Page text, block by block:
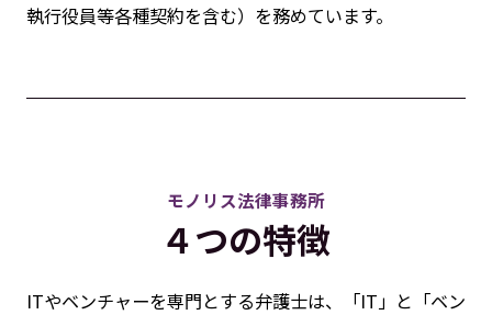
執行役員等各種契約を含む）を務めています。
モノリス法律事務所
４つの特徴
ITやベンチャーを専門とする弁護士は、「IT」と「ベン